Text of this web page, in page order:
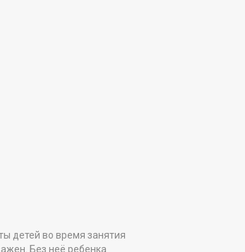
детей во время занятия
Без неё ребенка